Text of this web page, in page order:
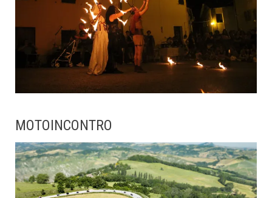
MOTOINCONTRO